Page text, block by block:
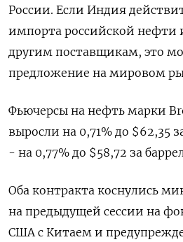
России. Если Индия
импорта российской нефти
другим поставщикам, это
предложение на мировом
Фьючерсы на нефть марки
выросли на 0,71% до $62,35
- на 0,77% до $58,72 за
Оба контракта коснулись
на предыдущей сессии на
США с Китаем и